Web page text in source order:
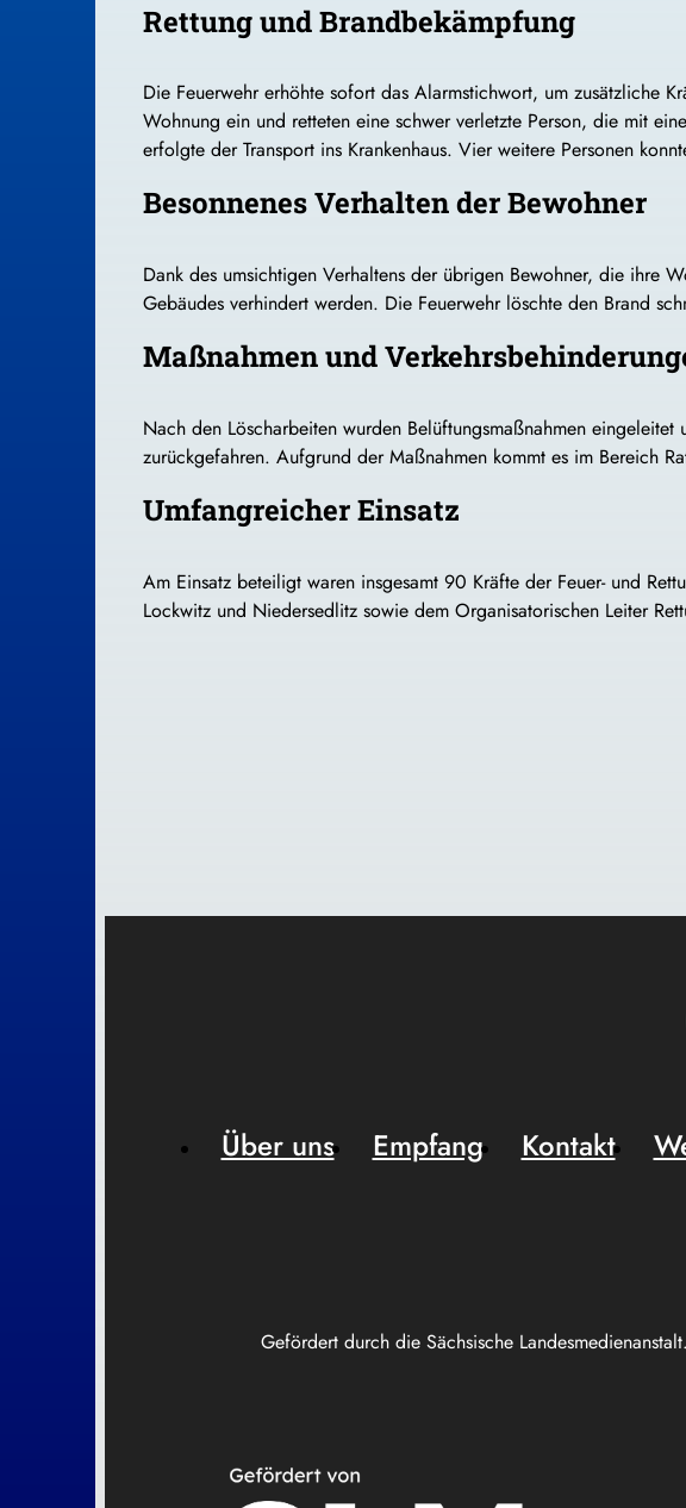
Rettung und Brandbekämpfung
Die Feuerwehr erhöhte sofort das Alarmstichwort, um zusätzliche
Wohnung ein und retteten eine schwer verletzte Person, die mit
erfolgte der Transport ins Krankenhaus. Vier weitere Personen
Besonnenes Verhalten der Bewohner
Dank des umsichtigen Verhaltens der übrigen Bewohner, die ihre
Gebäudes verhindert werden. Die Feuerwehr löschte den Brand
Maßnahmen und
Nach den Löscharbeiten wurden Belüftungsmaßnahmen
zurückgefahren. Aufgrund der Maßnahmen kommt es im Bereich
Umfangreicher Einsatz
Am Einsatz beteiligt waren insgesamt 90 Kräfte der Feuer- und
Lockwitz und Niedersedlitz sowie dem Organisatorischen Leiter
Gefördert durch die Sächsische
Über uns Empfang Kontakt